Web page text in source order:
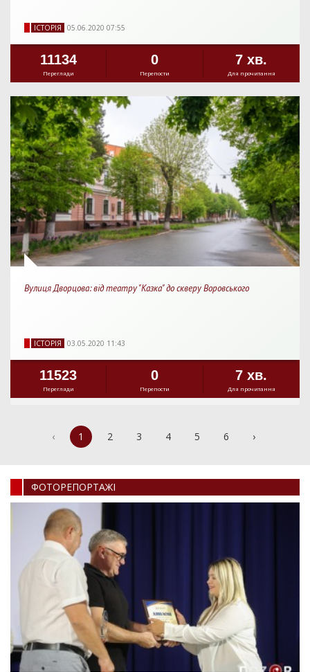
IСТОРIЯ 05.06.2020 07:55
11134
Перегляди
0
Перепости
7 хв.
Для прочитання
Вулиця Дворцова: від театру "Казка" до скверу Воровського
IСТОРIЯ 03.05.2020 11:43
11523
Перегляди
0
Перепости
7 хв.
Для прочитання
‹ 1 2 3 4 5 6 ›
ФОТОРЕПОРТАЖI